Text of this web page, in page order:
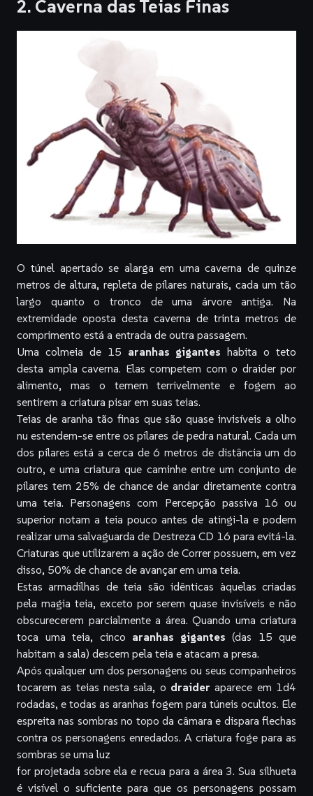
2. Caverna das Teias Finas
O túnel apertado se alarga em uma caverna de quinze
metros de altura, repleta de pilares naturais, cada um tão
largo quanto o tronco de uma árvore antiga. Na
extremidade oposta desta caverna de trinta metros de
comprimento está a entrada de outra passagem.
Uma colmeia de 15 aranhas gigantes habita o teto
desta ampla caverna. Elas competem com o draider por
alimento, mas o temem terrivelmente e fogem ao
sentirem a criatura pisar em suas teias.
Teias de aranha tão finas que são quase invisíveis a olho
nu estendem-se entre os pilares de pedra natural. Cada um
dos pilares está a cerca de 6 metros de distância um do
outro, e uma criatura que caminhe entre um conjunto de
pilares tem 25% de chance de andar diretamente contra
uma teia. Personagens com Percepção passiva 16 ou
superior notam a teia pouco antes de atingi-la e podem
realizar uma salvaguarda de Destreza CD 16 para evitá-la.
Criaturas que utilizarem a ação de Correr possuem, em vez
disso, 50% de chance de avançar em uma teia.
Estas armadilhas de teia são idênticas àquelas criadas
pela magia teia, exceto por serem quase invisíveis e não
obscurecerem parcialmente a área. Quando uma criatura
toca uma teia, cinco aranhas gigantes (das 15 que
habitam a sala) descem pela teia e atacam a presa.
Após qualquer um dos personagens ou seus companheiros
tocarem as teias nesta sala, o draider aparece em 1d4
rodadas, e todas as aranhas fogem para túneis ocultos. Ele
espreita nas sombras no topo da câmara e dispara flechas
contra os personagens enredados. A criatura foge para as
sombras se uma luz
for projetada sobre ela e recua para a área 3. Sua silhueta
é visível o suficiente para que os personagens possam